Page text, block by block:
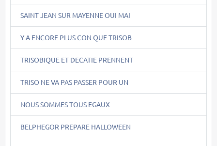
SAINT JEAN SUR MAYENNE OUI MAI
Y A ENCORE PLUS CON QUE TRISOB
TRISOBIQUE ET DECATIE PRENNENT
TRISO NE VA PAS PASSER POUR UN
NOUS SOMMES TOUS EGAUX
BELPHEGOR PREPARE HALLOWEEN